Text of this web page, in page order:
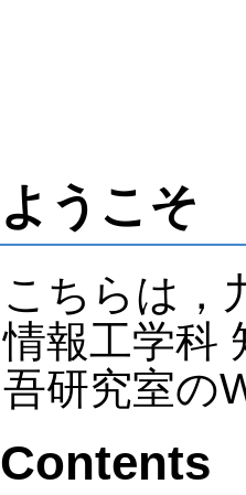
ようこそ
こちらは，
情報工学科
吾研究室の
Contents